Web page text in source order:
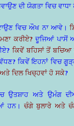
ਦੀ ਯੋਗਤਾ ਵਿਚ ਵਾਧਾ
ਵਿਚ ਔਖ ਨਾ ਆਵੇ।
ਕਰੀਏ? ਦੂਜਿਆਂ ਪਾਸੋਂ
ਕਿਵੇਂ ਬਹਿਸਾਂ ਤੋਂ ਬਚਿਆ
ਕਿਵੇਂ ਇਹਨਾਂ ਵਿਚ
ਅਤੇ ਦਿਲ ਖਿਚ੍ਹਵਾਂ ਹੋ ਸਕੇ?
ਉਤਸ਼ਾਹ ਅਤੇ ਉਮੰਗ
ਹਨ। ਚੰਗੇ ਬੁਲਾਰੇ ਅਤੇ